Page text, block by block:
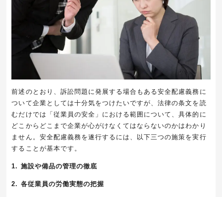
前述のとおり、訴訟問題に発展する場合もある安全配慮義務に
ついて企業としては十分気をつけたいですが、法律の条文を読
むだけでは「従業員の安全」における範囲について、具体的に
どこからどこまで企業が心がけなくてはならないのかはわかり
ません。安全配慮義務を遂行するには、以下三つの施策を実行
することが基本です。
1. 施設や備品の管理の徹底
2. 各従業員の労働実態の把握